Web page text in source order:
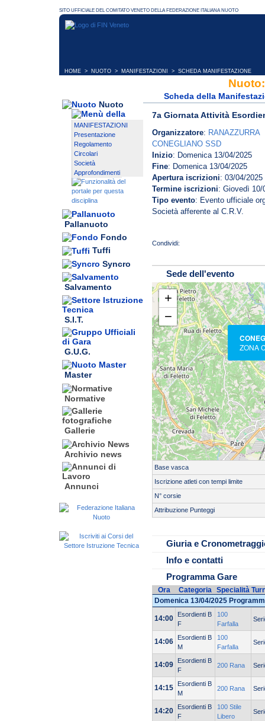
HOME > NUOTO > MANIFESTAZIONI > SCHEDA MANIFESTAZIONE
Nuoto
MANIFESTAZIONI
Presentazione
Regolamento
Circolari
Società
Approfondimenti
Pallanuoto
Fondo
Tuffi
Syncro
Salvamento
S.I.T.
G.U.G.
Master
Normative
Gallerie
Archivio news
Annunci
Scheda della
7a Giornata Attività
Organizzatore: RANAZZURRA
CONEGLIANO SSD
Inizio: Domenica 13/04/2025
Fine: Domenica 13/04/2025
Apertura iscrizioni: 03/04/2025
Termine iscrizioni: Giovedì 10/
Tipo evento: Evento ufficiale
Società afferente al C.R.V.
Sede dell'evento
ZONA
+
−
Base vasca
Iscrizione atleti con tempi limite
N° corsie
Attribuzione Punteggi
Giuria e
Servizio di cronometraggio:
Info e contatti
Riscaldamento esordienti B
Inizio gare ore 14:00
Riscaldamento esordienti A
Inizio gare ore 16:30
Non verranno consegnate
Programma Gare
Ora Categoria Specialità
Domenica 13/04/2025
14:00
Esordienti B
F
100
Farfalla
14:06
Esordienti B
M
100
Farfalla
14:09
Esordienti B
F
200 Rana
14:15
Esordienti B
M
200 Rana
14:20
Esordienti B
F
100 Stile
Libero